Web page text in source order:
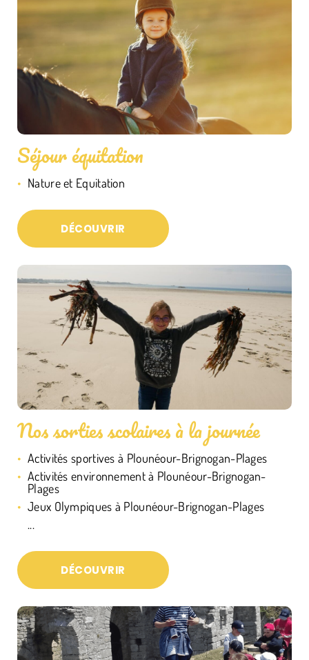
Séjour équitation
Nature et Equitation
DÉCOUVRIR
Nos sorties scolaires à la journée
Activités sportives à Plounéour-Brignogan-Plages
Activités environnement à Plounéour-Brignogan-
Plages
Jeux Olympiques à Plounéour-Brignogan-Plages
...
DÉCOUVRIR